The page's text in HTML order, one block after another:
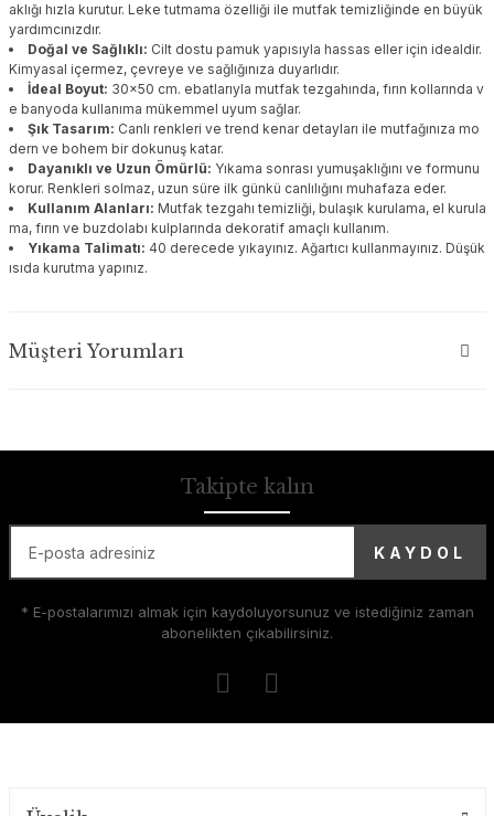
aklığı hızla kurutur. Leke tutmama özelliği ile mutfak temizliğinde en büyük
yardımcınızdır.
Doğal ve Sağlıklı: Cilt dostu pamuk yapısıyla hassas eller için idealdir.
Kimyasal içermez, çevreye ve sağlığınıza duyarlıdır.
İdeal Boyut: 30x50 cm. ebatlarıyla mutfak tezgahında, fırın kollarında v
e banyoda kullanıma mükemmel uyum sağlar.
Şık Tasarım: Canlı renkleri ve trend kenar detayları ile mutfağınıza mo
dern ve bohem bir dokunuş katar.
Dayanıklı ve Uzun Ömürlü: Yıkama sonrası yumuşaklığını ve formunu
korur. Renkleri solmaz, uzun süre ilk günkü canlılığını muhafaza eder.
Kullanım Alanları: Mutfak tezgahı temizliği, bulaşık kurulama, el kurula
ma, fırın ve buzdolabı kulplarında dekoratif amaçlı kullanım.
Yıkama Talimatı: 40 derecede yıkayınız. Ağartıcı kullanmayınız. Düşük
ısıda kurutma yapınız.
Müşteri Yorumları
Takipte kalın
KAYDOL
* E-postalarımızı almak için kaydoluyorsunuz ve istediğiniz zaman
abonelikten çıkabilirsiniz.